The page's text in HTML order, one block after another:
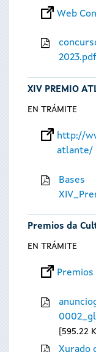
Web
2023.pdf
XIV PREMIO
EN TRÁMITE
http://
atlante/
Bases
Premios da
EN TRÁMITE
Premios
595.22
Xurado